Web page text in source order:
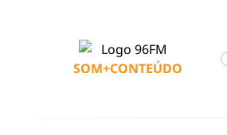
SOM+CONTEÚDO